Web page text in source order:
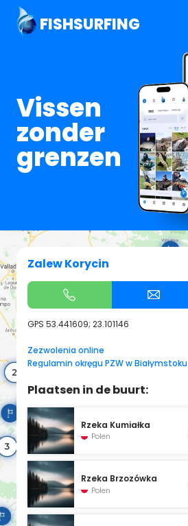
FISHSURFING
Vissen
zonder
grenzen
Zalew Korycin
GPS 53.441609; 23.101146
Zezwolenia online
Regulamin okręgu PZW w Białymstoku
Plaatsen in de buurt:
Rzeka Kumiałka
Polen
Rzeka Brzozówka
Polen